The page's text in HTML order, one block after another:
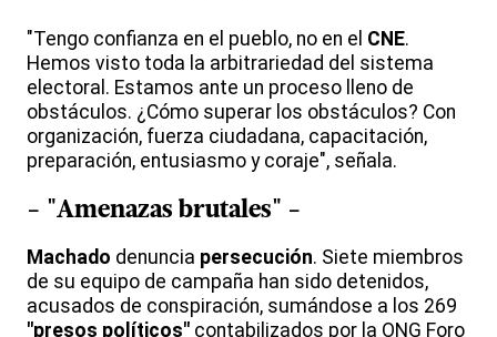
"Tengo confianza en el pueblo, no en el CNE.
Hemos visto toda la arbitrariedad del sistema
electoral. Estamos ante un proceso lleno de
obstáculos. ¿Cómo superar los obstáculos? Con
organización, fuerza ciudadana, capacitación,
preparación, entusiasmo y coraje", señala.
- "Amenazas brutales" -
Machado denuncia persecución. Siete miembros
de su equipo de campaña han sido detenidos,
acusados de conspiración, sumándose a los 269
"presos políticos" contabilizados por la ONG Foro